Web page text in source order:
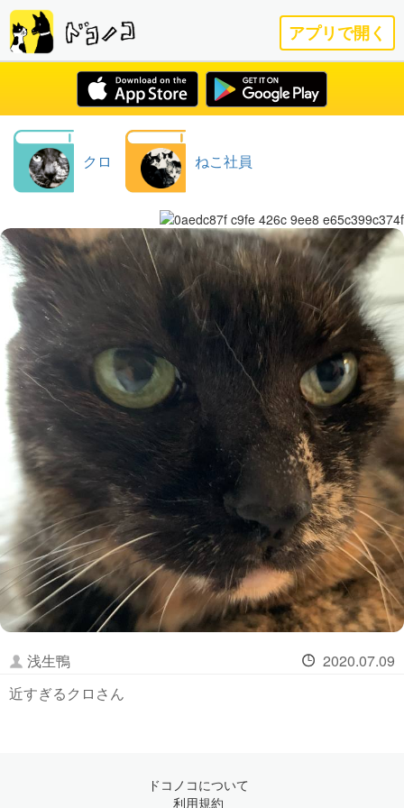
アプリで開く
クロ ねこ社員
浅生鴨
2020.07.09
近すぎるクロさん
ドコノコについて
利用規約